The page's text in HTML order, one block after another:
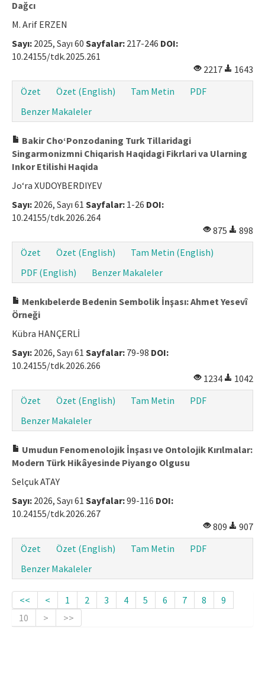
Dağcı
M. Arif ERZEN
Sayı: 2025, Sayı 60 Sayfalar: 217-246 DOI:
10.24155/tdk.2025.261
2217
1643
Özet
Özet (English) Tam Metin
PDF
Benzer Makaleler
Bakir Cho‘Ponzodaning Turk Tillaridagi
Singarmonizmni Chiqarish Haqidagi Fikrlari va Ularning
Inkor Etilishi Haqida
Jo‘ra XUDOYBERDIYEV
Sayı: 2026, Sayı 61 Sayfalar: 1-26 DOI:
10.24155/tdk.2026.264
875
898
Özet
Özet (English)
Tam Metin (English)
PDF (English)
Benzer Makaleler
Menkıbelerde Bedenin Sembolik İnşası: Ahmet Yesevî
Örneği
Kübra HANÇERLİ
Sayı: 2026, Sayı 61 Sayfalar: 79-98 DOI:
10.24155/tdk.2026.266
1234
1042
Özet
Özet (English) Tam Metin
PDF
Benzer Makaleler
Umudun Fenomenolojik İnşası ve Ontolojik Kırılmalar:
Modern Türk Hikâyesinde Piyango Olgusu
Selçuk ATAY
Sayı: 2026, Sayı 61 Sayfalar:99-116 DOI:
10.24155/tdk.2026.267
809
907
Özet
Özet (English) Tam Metin
PDF
Benzer Makaleler
<< < 1 2 3 4 5 6 7 8
9
10
> >>